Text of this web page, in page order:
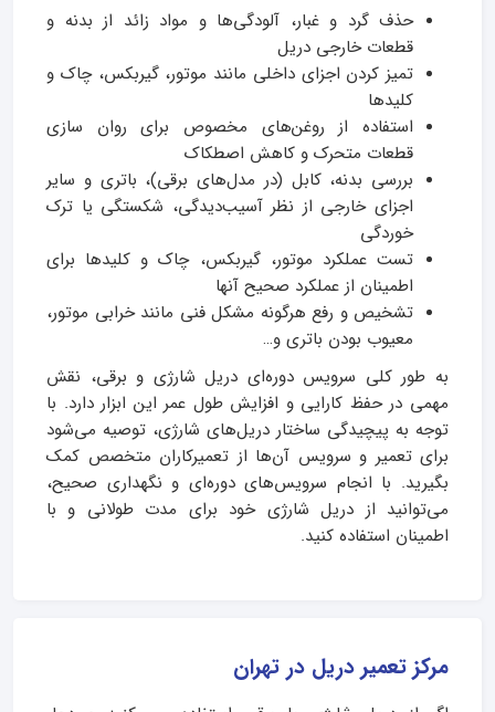
حذف گرد و غبار، آلودگی‌ها و مواد زائد از بدنه و
قطعات خارجی دریل
تمیز کردن اجزای داخلی مانند موتور، گیربکس، چاک و
کلیدها
استفاده از روغن‌های مخصوص برای روان‌ سازی
قطعات متحرک و کاهش اصطکاک
بررسی بدنه، کابل (در مدل‌های برقی)، باتری و سایر
اجزای خارجی از نظر آسیب‌دیدگی، شکستگی یا ترک
خوردگی
تست عملکرد موتور، گیربکس، چاک و کلیدها برای
اطمینان از عملکرد صحیح آنها
تشخیص و رفع هرگونه مشکل فنی مانند خرابی موتور،
معیوب بودن باتری و…
به طور کلی سرویس دوره‌ای دریل شارژی و برقی، نقش
مهمی در حفظ کارایی و افزایش طول عمر این ابزار دارد. با
توجه به پیچیدگی ساختار دریل‌های شارژی، توصیه می‌شود
برای تعمیر و سرویس آن‌ها از تعمیرکاران متخصص کمک
بگیرید. با انجام سرویس‌های دوره‌ای و نگهداری صحیح،
می‌توانید از دریل شارژی خود برای مدت طولانی و با
اطمینان استفاده کنید.
مرکز تعمیر دریل در تهران